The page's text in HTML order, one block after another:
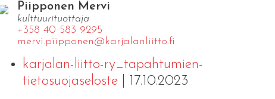
Piipponen Mervi
kulttuurituottaja
+358 40 583 9295
mervi.​piipponen@​kar​jala​nlii​tto.​fi
karjalan-liitto-ry_tapahtumien-
tietosuojaseloste| 17.10.2023